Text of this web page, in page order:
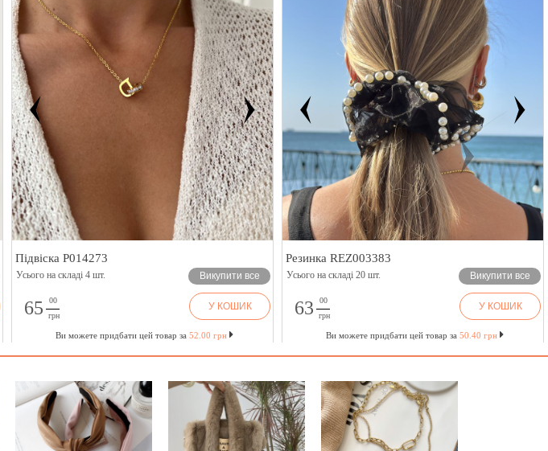
Підвіска P014273
Усього на складі 4 шт. Викупити все
65
00
грн
У КОШИК
Ви можете придбати цей товар за 52.00 грн
Резинка REZ003383
Усього на складі 20 шт. Викупити все
63
00
грн
У КОШИК
Ви можете придбати цей товар за 50.40 грн